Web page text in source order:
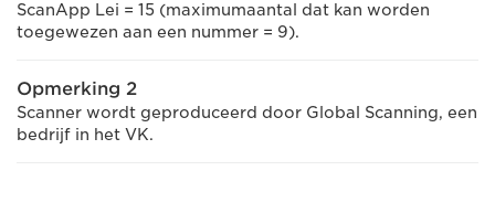
ScanApp Lei = 15 (maximumaantal dat kan worden
toegewezen aan een nummer = 9).
Opmerking 2
Scanner wordt geproduceerd door Global Scanning, een
bedrijf in het VK.